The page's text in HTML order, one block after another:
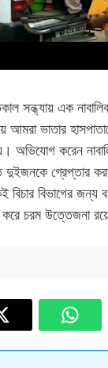
সন্ধ্যায় এক
আমরা ভাতার
। অভিযোগ করেন
দুইজনকে গ্রেপ্তার
বিভাগের জন্য
চরম উত্তেজনা